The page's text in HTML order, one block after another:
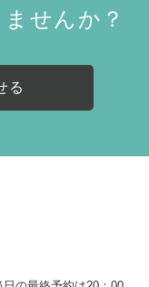
せんか？
る